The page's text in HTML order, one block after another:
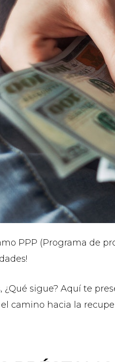
PPP (Programa de
¿Qué sigue? Aquí te
camino hacia la